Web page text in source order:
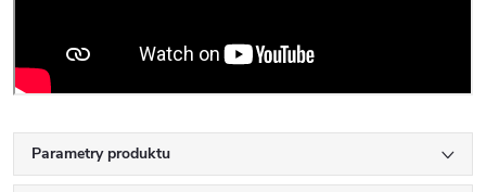
Parametry produktu